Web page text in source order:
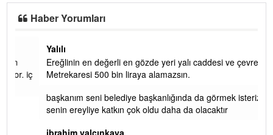
Ereğlinin en değerli en gözde yeri yalı caddesi ve çevresidir.
Metrekaresi 500 bin liraya alamazsın.
başkanım seni belediye başkanlığında da görmek isteriz
senin ereyliye katkın çok oldu daha da olacaktır